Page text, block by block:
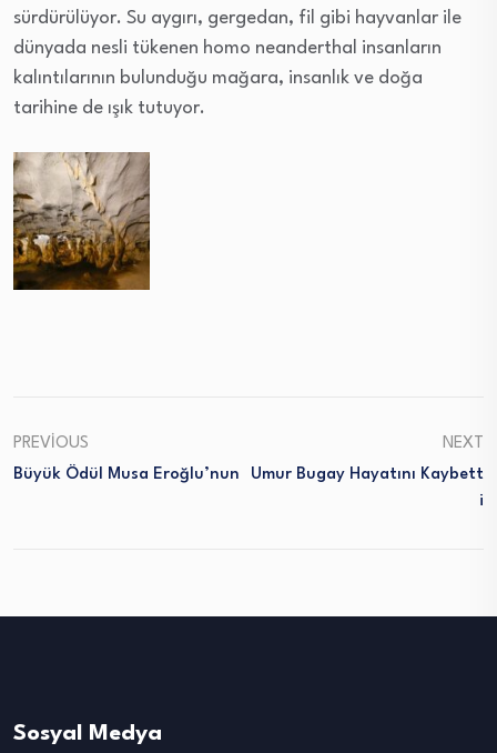
sürdürülüyor. Su aygırı, gergedan, fil gibi hayvanlar ile
dünyada nesli tükenen homo neanderthal insanların
kalıntılarının bulunduğu mağara, insanlık ve doğa
tarihine de ışık tutuyor.
PREVIOUS
Büyük Ödül Musa Eroğlu’nun
NEXT
Umur Bugay Hayatını Kaybett
I
Sosyal Medya